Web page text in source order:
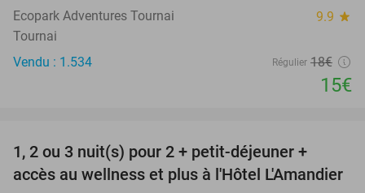
Ecopark Adventures Tournai 9.9 star
Tournai
Vendu : 1.534
Régulier 18€
15€
TODAY
1, 2 ou 3 nuit(s) pour 2 + petit-déjeuner +
accès au wellness et plus à l'Hôtel L'Amandier